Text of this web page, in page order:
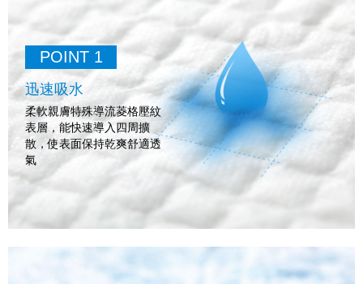
POINT 1
迅速吸水
柔軟親膚特殊導流菱格壓紋
表層，能快速導入四周擴
散，使表面保持乾爽舒適透
氣